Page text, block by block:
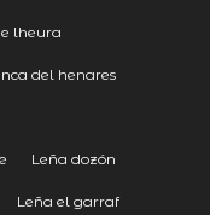
lheura
del henares
Leña dozón
Leña el garraf